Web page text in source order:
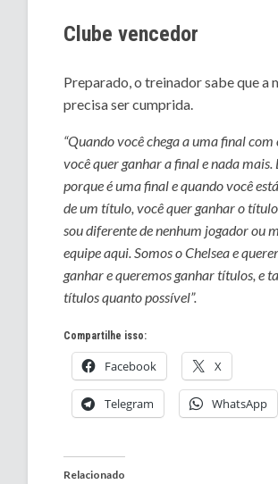
Clube vencedor
Preparado, o treinador sabe que a
precisa ser cumprida.
“Quando você chega a uma final com
você quer ganhar a final e nada mais.
porque é uma final e quando você
de um título, você quer ganhar o
sou diferente de nenhum jogador ou
equipe aqui. Somos o Chelsea e
ganhar e queremos ganhar títulos, e
títulos quanto possível”.
Compartilhe isso:
Facebook X
Telegram WhatsApp
Relacionado